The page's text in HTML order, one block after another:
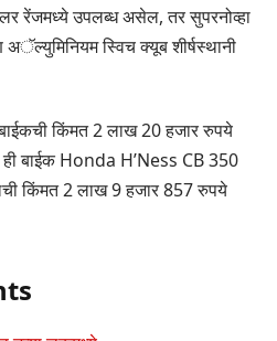
रेंजमध्ये उपलब्ध असेल, तर सुपरनोव्हा
स्विच क्यूब शीर्षस्थानी
किंमत 2 लाख 20 हजार रुपये
बाईक Honda H’Ness CB 350
किंमत 2 लाख 9 हजार 857 रुपये